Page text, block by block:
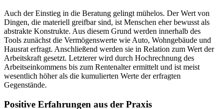
Auch der Einstieg in die Beratung gelingt mühelos. Der Wert von
Dingen, die materiell greifbar sind, ist Menschen eher bewusst als
abstrakte Konstrukte. Aus diesem Grund werden innerhalb des
Tools zunächst die Vermögenswerte wie Auto, Wohngebäude und
Hausrat erfragt. Anschließend werden sie in Relation zum Wert der
Arbeitskraft gesetzt. Letzterer wird durch Hochrechnung des
Arbeitseinkommens bis zum Rentenalter ermittelt und ist meist
wesentlich höher als die kumulierten Werte der erfragten
Gegenstände.
Positive Erfahrungen aus der Praxis